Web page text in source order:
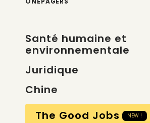
Santé humaine et
environnementale
Juridique
Chine
The Good Jobs
NEW !